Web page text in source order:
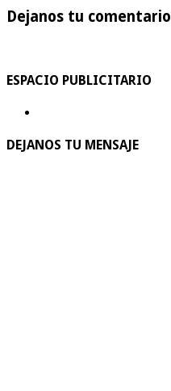
Dejanos tu comentario
ESPACIO PUBLICITARIO
DEJANOS TU MENSAJE